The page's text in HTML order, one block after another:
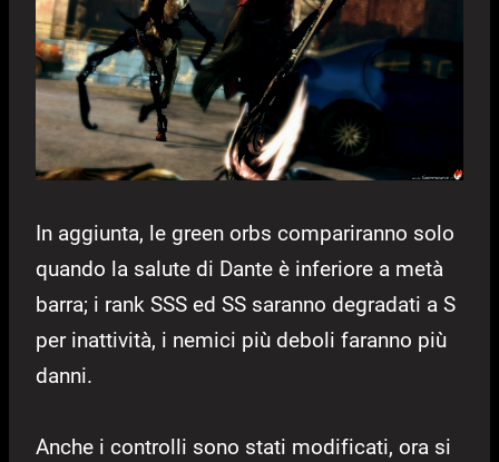
In aggiunta, le green orbs compariranno solo
quando la salute di Dante è inferiore a metà
barra; i rank SSS ed SS saranno degradati a S
per inattività, i nemici più deboli faranno più
danni.
Anche i controlli sono stati modificati, ora si